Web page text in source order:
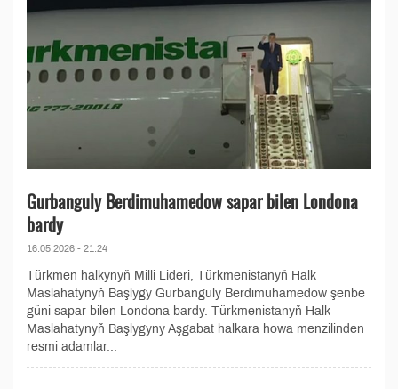
Gurbanguly Berdimuhamedow sapar bilen Londona
bardy
16.05.2026 - 21:24
Türkmen halkynyň Milli Lideri, Türkmenistanyň Halk
Maslahatynyň Başlygy Gurbanguly Berdimuhamedow şenbe
güni sapar bilen Londona bardy. Türkmenistanyň Halk
Maslahatynyň Başlygyny Aşgabat halkara howa menzilinden
resmi adamlar...